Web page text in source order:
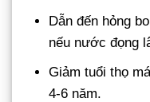
Dẫn đến hỏng
nếu nước đọng
Giảm tuổi thọ
4-6 năm.